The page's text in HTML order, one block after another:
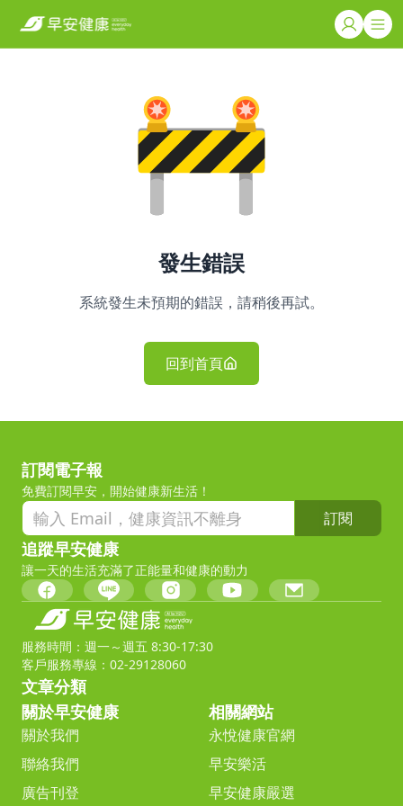
發生錯誤
系統發生未預期的錯誤，請稍後再試。
回到首頁
訂閱電子報
免費訂閱早安，開始健康新生活！
訂閱
追蹤早安健康
讓一天的生活充滿了正能量和健康的動力
服務時間：週一～週五 8:30-17:30
客戶服務專線：02-29128060
文章分類
關於早安健康
關於我們
聯絡我們
廣告刊登
相關網站
永悅健康官網
早安樂活
早安健康嚴選